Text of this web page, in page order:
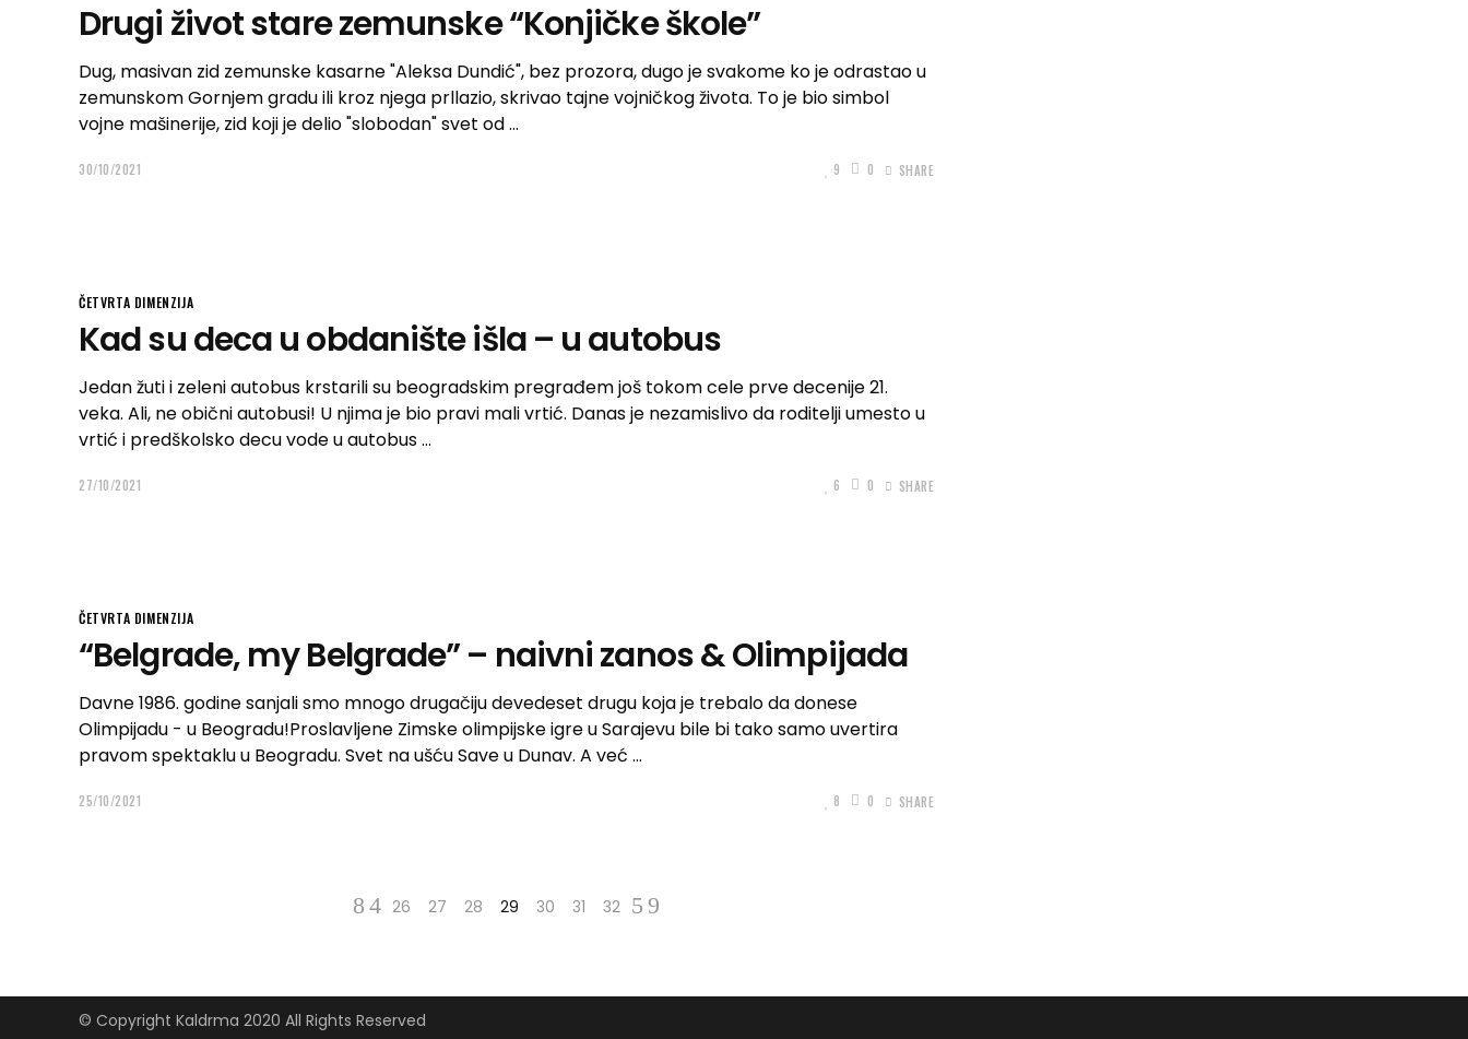
Drugi život stare zemunske “Konjičke škole”
Dug, masivan zid zemunske kasarne "Aleksa Dundić", bez prozora, dugo je svakome ko je odrastao u
zemunskom Gornjem gradu ili kroz njega prllazio, skrivao tajne vojničkog života. To je bio simbol
vojne mašinerije, zid koji je delio "slobodan" svet od
30/10/2021 9 0 SHARE
ČETVRTA DIMENZIJA
Kad su deca u obdanište išla – u autobus
Jedan žuti i zeleni autobus krstarili su beogradskim pregrađem još tokom cele prve decenije 21.
veka. Ali, ne obični autobusi! U njima je bio pravi mali vrtić. Danas je nezamislivo da roditelji umesto u
vrtić i predškolsko decu vode u autobus
27/10/2021 6 0 SHARE
ČETVRTA DIMENZIJA
“Belgrade, my Belgrade” – naivni zanos & Olimpijada
Davne 1986. godine sanjali smo mnogo drugačiju devedeset drugu koja je trebalo da donese
Olimpijadu - u Beogradu!Proslavljene Zimske olimpijske igre u Sarajevu bile bi tako samo uvertira
pravom spektaklu u Beogradu. Svet na ušću Save u Dunav. A već
25/10/2021 8 0 SHARE
26 27 28 29 30 31 32
© Copyright Kaldrma 2020 All Rights Reserved